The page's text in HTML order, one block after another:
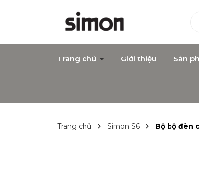
Trang chủ Giới thiệu Sản
Trang chủ Simon S6 Bộ bộ đèn